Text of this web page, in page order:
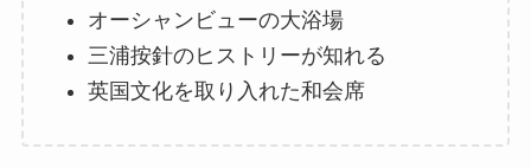
オーシャンビューの大浴場
三浦按針のヒストリーが知れる
英国文化を取り入れた和会席